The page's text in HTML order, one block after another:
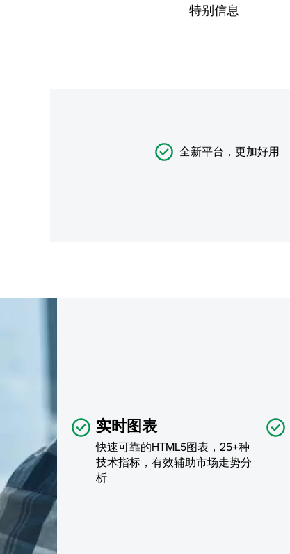
全新平台，更加好用
实时图表
快速可靠的HTML5图表，25+种
技术指标，有效辅助市场走势分
析